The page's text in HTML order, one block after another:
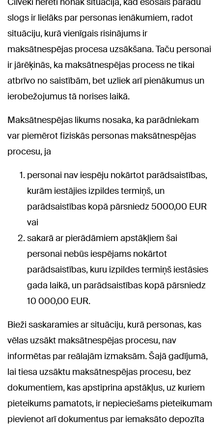
slogs ir lielāks par personas ienākumiem, radot
situāciju, kurā vienīgais risinājums ir
maksātnespējas procesa uzsākšana. Taču personai
ir jārēķinās, ka maksātnespējas process ne tikai
atbrīvo no saistībām, bet uzliek arī pienākumus un
ierobežojumus tā norises laikā.
Maksātnespējas likums nosaka, ka parādniekam
var piemērot fiziskās personas maksātnespējas
procesu, ja
personai nav iespēju nokārtot parādsaistības,
kurām iestājies izpildes termiņš, un
parādsaistības kopā pārsniedz 5000,00 EUR
vai
sakarā ar pierādāmiem apstākļiem šai
personai nebūs iespējams nokārtot
parādsaistības, kuru izpildes termiņš iestāsies
gada laikā, un parādsaistības kopā pārsniedz
10 000,00 EUR.
Bieži saskaramies ar situāciju, kurā personas, kas
vēlas uzsākt maksātnespējas procesu, nav
informētas par reālajām izmaksām. Šajā gadījumā,
lai tiesa uzsāktu maksātnespējas procesu, bez
dokumentiem, kas apstiprina apstākļus, uz kuriem
pieteikums pamatots, ir nepieciešams pieteikumam
pievienot arī dokumentus par iemaksāto depozīta